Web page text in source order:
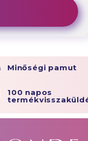
Minőségi pamut
100 napos